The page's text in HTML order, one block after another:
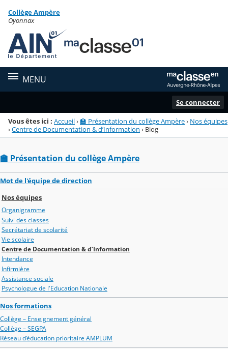
Menu de la rubrique
Contenu
Collège Ampère
Oyonnax
MENU
Se connecter
Vous êtes ici : Accueil›🏫 Présentation du collège Ampère› Nos équipes
›Centre de Documentation & d’Information › Blog
🏫 Présentation du collège Ampère
Mot de l'équipe de direction
Nos équipes
Organigramme
Suivi des classes
Secrétariat de scolarité
Vie scolaire
Centre de Documentation & d’Information
Intendance
Infirmière
Assistance sociale
Psychologue de l'Education Nationale
Nos formations
Collège – Enseignement général
Collège – SEGPA
Réseau d’éducation prioritaire AMPLUM